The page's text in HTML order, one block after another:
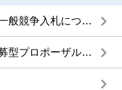
令和８年度学校給食配送車購入に係る一般競争入札について
住田町町勢要覧作成印刷業務に係る公募型プロポーザルの実施について